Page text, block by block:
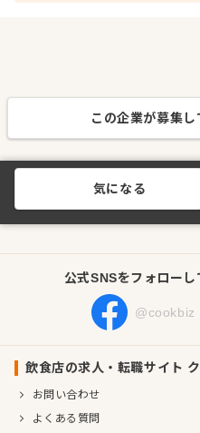
この企業が募集
気になる
公式SNSをフォローし
@cookbiz
飲食店の求人・転職サイト
お問い合わせ
よくある質問